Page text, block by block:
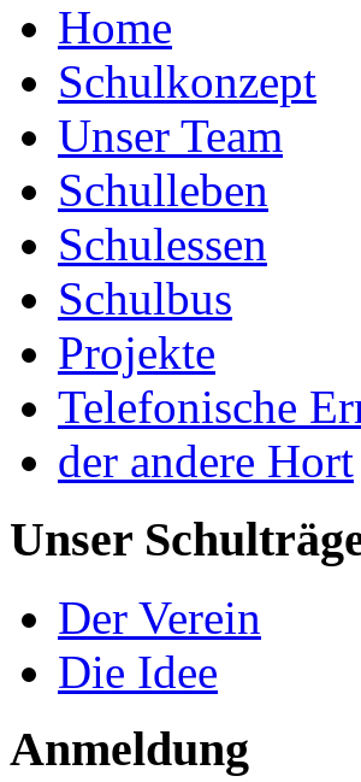
Home
Schulkonzept
Unser Team
Schulleben
Schulessen
Schulbus
Projekte
Telefonische
der andere Hort
Unser
Der Verein
Die Idee
Anmeldung